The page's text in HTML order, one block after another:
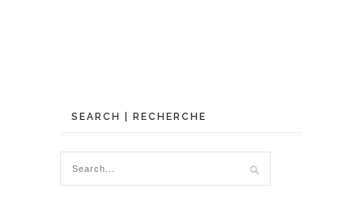
SEARCH | RECHERCHE